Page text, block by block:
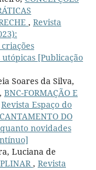
, Revista
criações
[Publicação
Soares da Silva,
BNC-FORMAÇÃO E
Revista Espaço do
DO
novidades
Luciana de
, Revista